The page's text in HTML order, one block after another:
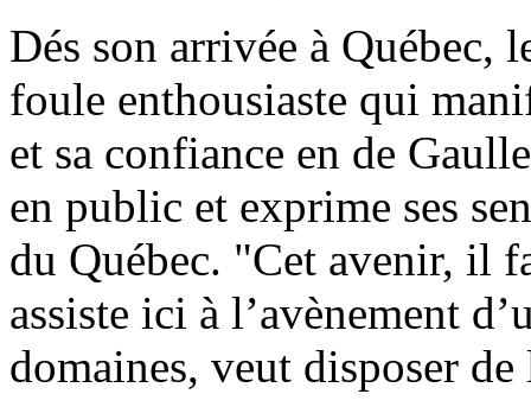
Dés son arrivée à Québec,
foule enthousiaste qui
et sa confiance en de
en public et exprime ses
du Québec. "Cet avenir, il
assiste ici à l’avènement
domaines, veut disposer